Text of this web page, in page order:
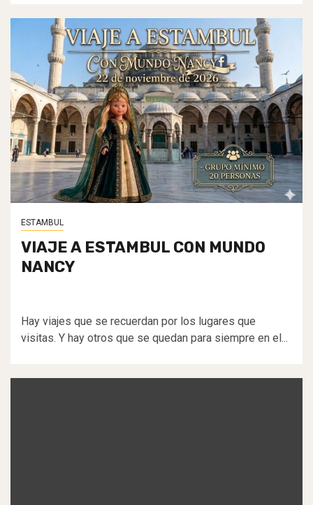
ESTAMBUL
VIAJE A ESTAMBUL CON MUNDO
NANCY
Hay viajes que se recuerdan por los lugares que
visitas. Y hay otros que se quedan para siempre en el...